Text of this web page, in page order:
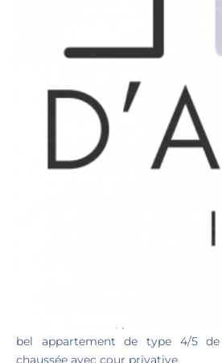
LOCATION
APPARTEMENT
Réf. 5499575
89.15 m²
915 € / Mois (Charges
bel appartement de type 4/5
chaussée avec cour privative.